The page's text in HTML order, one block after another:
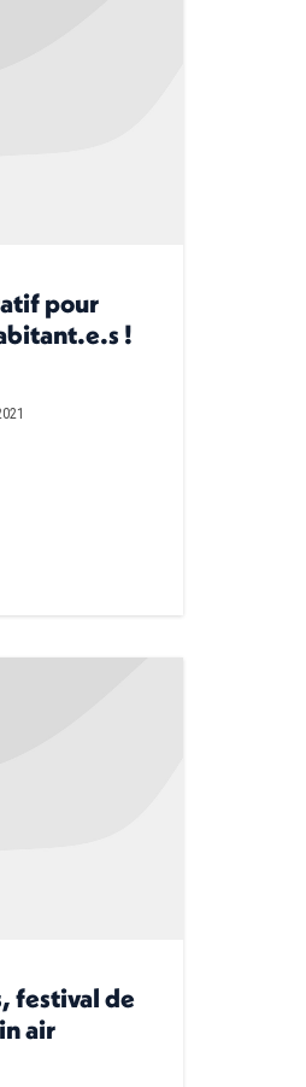
pour
!
festival de
air